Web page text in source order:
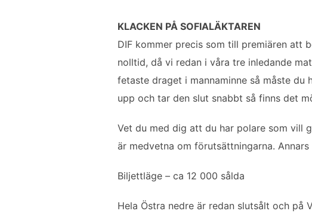
KLACKEN PÅ SOFIALÄKTAREN
DIF kommer precis som till premiären att
nolltid, då vi redan i våra tre inledande
fetaste draget i mannaminne så måste
upp och tar den slut snabbt så finns det
Vet du med dig att du har polare som vill
är medvetna om förutsättningarna.
Biljettläge – ca 12 000 sålda
Hela Östra nedre är redan slutsålt och